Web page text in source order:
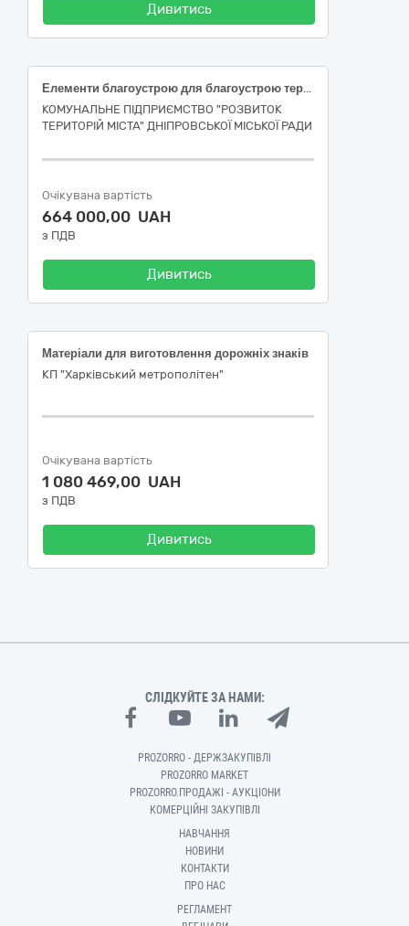
Дивитись
Елементи благоустрою для благоустрою території
КОМУНАЛЬНЕ ПІДПРИЄМСТВО "РОЗВИТОК
ТЕРИТОРІЙ МІСТА" ДНІПРОВСЬКОЇ МІСЬКОЇ РАДИ
Очікувана вартість
664 000,00 UAH
з ПДВ
Дивитись
Матеріали для виготовлення дорожніх знаків
КП "Харківський метрополітен"
Очікувана вартість
1 080 469,00 UAH
з ПДВ
Дивитись
СЛІДКУЙТЕ ЗА НАМИ:
PROZORRO - ДЕРЖЗАКУПІВЛІ
PROZORRO MARKET
PROZORRO.ПРОДАЖІ - АУКЦІОНИ
КОМЕРЦІЙНІ ЗАКУПІВЛІ
НАВЧАННЯ
НОВИНИ
КОНТАКТИ
ПРО НАС
РЕГЛАМЕНТ